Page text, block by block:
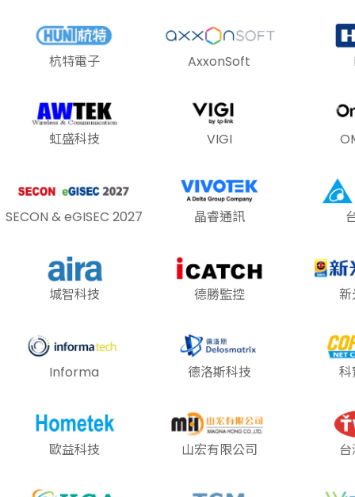
杭特電子 AxxonSoft
虹盛科技 VIGI
SECON & eGISEC 2027 晶睿通訊
城智科技 德勝監控 新
Informa 德洛斯科技 科
歐益科技 山宏有限公司